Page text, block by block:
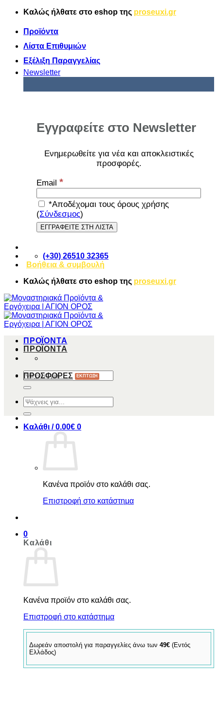
Μετάβαση
περιεχόμενο
Καλώς ήλθατε στο eshop της proseuxi.gr
Προϊόντα
Λίστα Επιθυμιών
Εξέλιξη Παραγγελίας
Newsletter
Εγγραφείτε στο Newsletter
Ενημερωθείτε για νέα και αποκλειστικές
προσφορές.
Email*
*Αποδέχομαι τους όρους χρήσης
(Σύνδεσμος)
(+30) 26510 32365
Βοήθεια & συμβουλή
Καλώς ήλθατε στο eshop της proseuxi.gr
ΠΡΟΪΟΝΤΑ
Αναζήτηση
για:
Καλάθι /0.00€ 0
Κανένα προϊόν στο καλάθι σας.
Επιστροφή στο κατάστημα
0
Καλάθι
Κανένα προϊόν στο καλάθι σας.
Επιστροφή στο κατάστημα
Δωρεάν αποστολή για παραγγελίες άνω των 49€ (Εντός
Ελλάδος)
ΠΡΟΪΟΝΤΑ
ΠΡΟΣΦΟΡΕΣ
Αναζήτηση
για: